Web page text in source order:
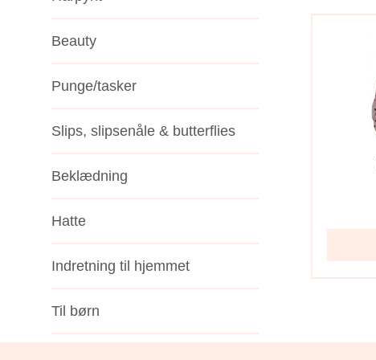
Beauty
Punge/tasker
Slips, slipsenåle & butterflies
Beklædning
Hatte
Indretning til hjemmet
Til børn